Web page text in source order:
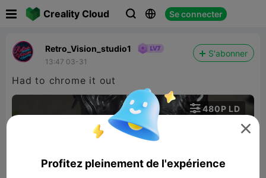
Creality Cloud   Se connecter
Retro_Vision_studio1
13:47 03-31
S'abonner
Had to chrome it out

480P LD

Profitez pleinement de l'expérience